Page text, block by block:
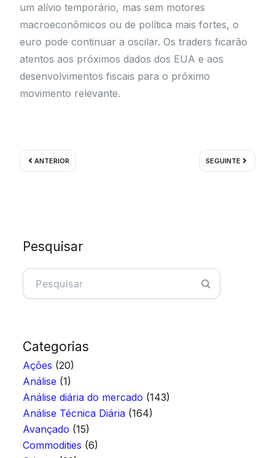
um alívio temporário, mas sem motores
macroeconômicos ou de política mais fortes, o
euro pode continuar a oscilar. Os traders ficarão
atentos aos próximos dados dos EUA e aos
desenvolvimentos fiscais para o próximo
movimento relevante.
ANTERIOR SEGUINTE
Próximo
Pesquisar
Pesquisar
Categorias
Ações (20)
Análise (1)
Análise diária do mercado (143)
Análise Técnica Diária (164)
Avançado (15)
Commodities (6)